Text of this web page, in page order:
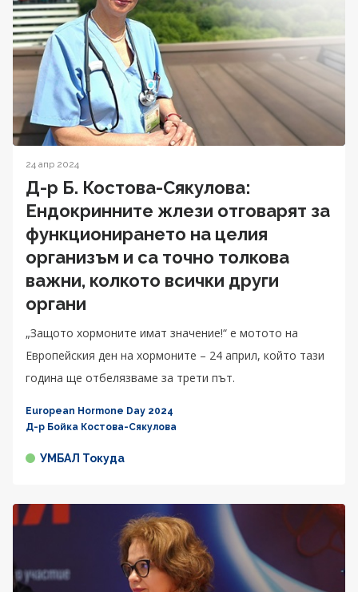
24 апр 2024
Д-р Б. Костова-Сякулова:
Ендокринните жлези отговарят за
функционирането на целия
организъм и са точно толкова
важни, колкото всички други
органи
„Защото хормоните имат значение!“ е мотото на
Европейския ден на хормоните – 24 април, който тази
година ще отбелязваме за трети път.
European Hormone Day 2024
Д-р Бойка Костова-Сякулова
УМБАЛ Токуда